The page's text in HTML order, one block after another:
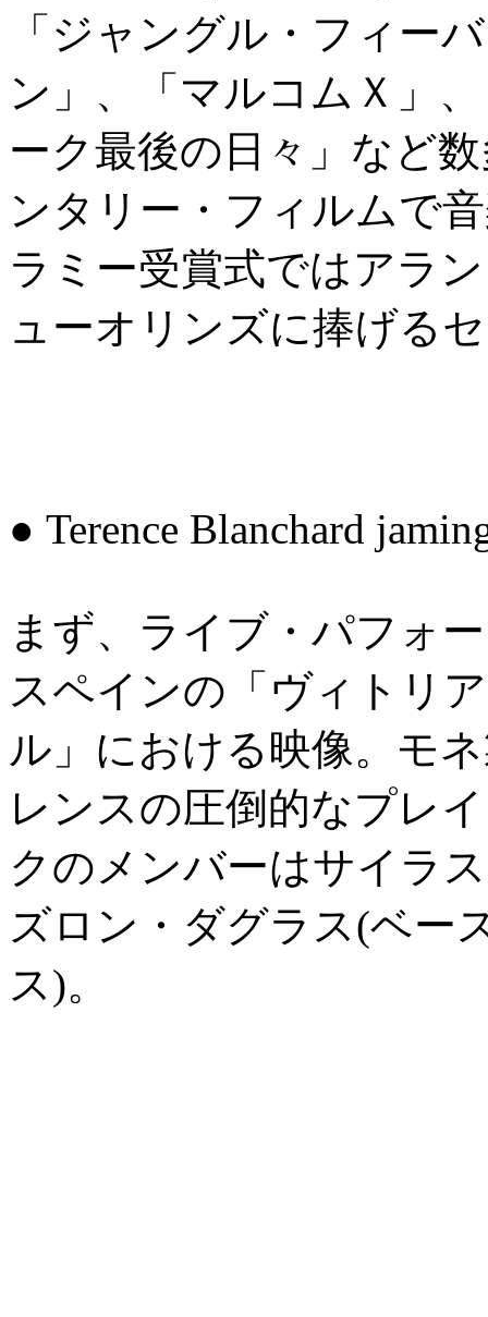
「ジャングル・フィー
ン」、「マルコムＸ」
ーク最後の日々」など
ンタリー・フィルムで
ラミー受賞式ではアラ
ューオリンズに捧げる
● Terence Blanchard
まず、ライブ・パフォ
スペインの「ヴィトリ
ル」における映像。モ
レンスの圧倒的なプレ
クのメンバーはサイラ
ズロン・ダグラス(ベー
ス)。